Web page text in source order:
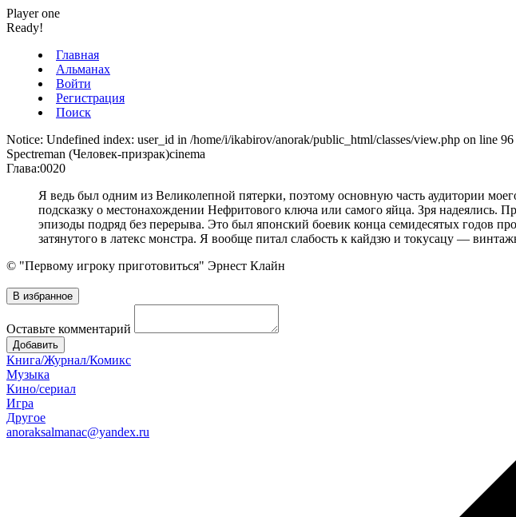
Player one
Ready!
Главная
Альманах
Войти
Регистрация
Поиск
Notice: Undefined index: user_id in /home/i/ikabirov/anorak/public_html/classes/view.php on line 96
Spectreman (Человек-призрак)cinema
Глава:0020
Я ведь был одним из Великолепной пятерки, поэтому основную часть аудитории
подсказку о местонахождении Нефритового ключа или самого яйца. Зря
эпизоды подряд без перерыва. Это был японский боевик конца семидесятых годов
затянутого в латекс монстра. Я вообще питал слабость к кайдзю и токусацу —
© "Первому игроку приготовиться" Эрнест Клайн
Оставьте комментарий
Книга/Журнал/Комикс
Музыка
Кино/сериал
Игра
Другое
anoraksalmanac@yandex.ru